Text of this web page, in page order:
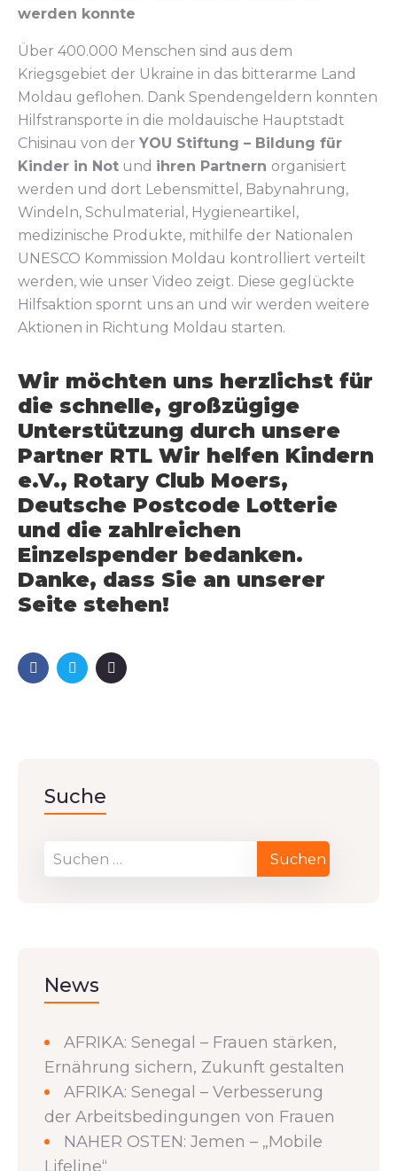
werden konnte
Über 400.000 Menschen sind aus dem
Kriegsgebiet der Ukraine in das bitterarme Land
Moldau geflohen. Dank Spendengeldern konnten
Hilfstransporte in die moldauische Hauptstadt
Chisinau von der YOU Stiftung ­– Bildung für
Kinder in Not und ihren Partnern organisiert
werden und dort Lebensmittel, Babynahrung,
Windeln, Schulmaterial, Hygieneartikel,
medizinische Produkte, mithilfe der Nationalen
UNESCO Kommission Moldau kontrolliert verteilt
werden, wie unser Video zeigt. Diese geglückte
Hilfsaktion spornt uns an und wir werden weitere
Aktionen in Richtung Moldau starten.
Wir möchten uns herzlichst für
die schnelle, großzügige
Unterstützung durch unsere
Partner RTL Wir helfen Kindern
e.V., Rotary Club Moers,
Deutsche Postcode Lotterie
und die zahlreichen
Einzelspender bedanken.
Danke, dass Sie an unserer
Seite stehen!
Suche
News
AFRIKA: Senegal – Frauen stärken,
Ernährung sichern, Zukunft gestalten
AFRIKA: Senegal – Verbesserung
der Arbeitsbedingungen von Frauen
NAHER OSTEN: Jemen – „Mobile
Lifeline“